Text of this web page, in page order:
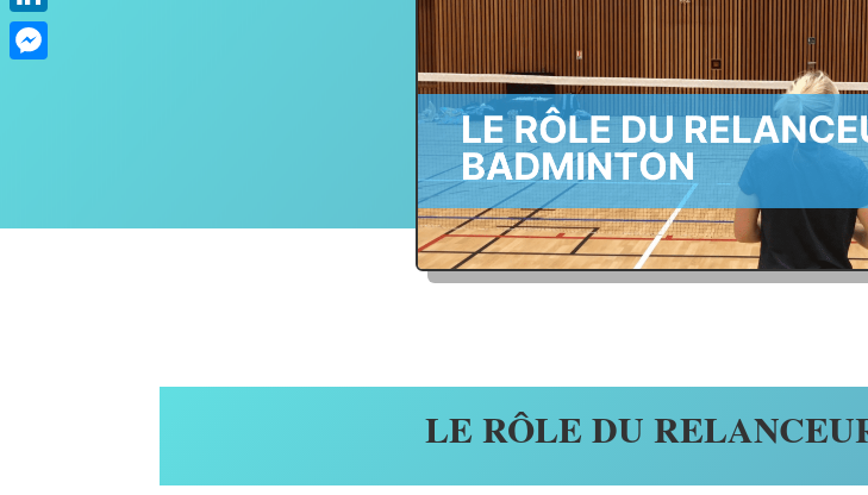
LE RÔLE DU
LinkedIn